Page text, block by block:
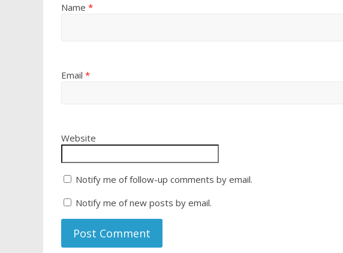
Name *
Email *
Website
Notify me of follow-up comments by email.
Notify me of new posts by email.